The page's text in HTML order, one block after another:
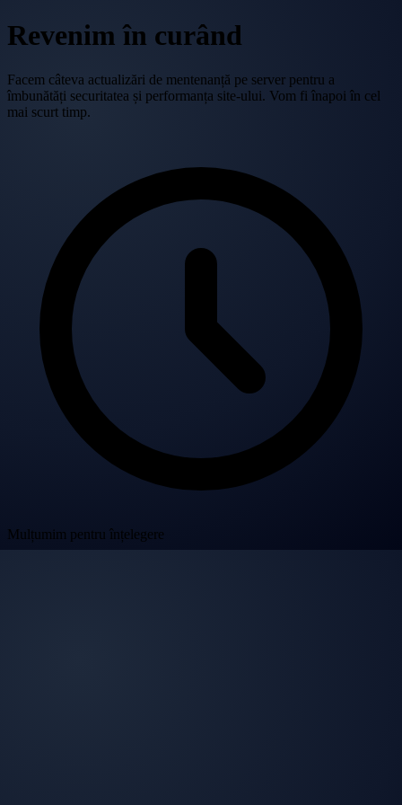
Revenim în curând
Facem câteva actualizări de mentenanță pe server pentru a
îmbunătăți securitatea și performanța site-ului. Vom fi înapoi în cel
mai scurt timp.
Mulțumim pentru înțelegere